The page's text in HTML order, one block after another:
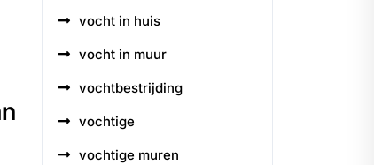
vocht in huis
vocht in muur
vochtbestrijding
vochtige
vochtige muren